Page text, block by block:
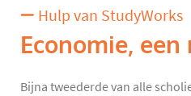
Hulp van StudyWorks
Economie,
Bijna tweederde van alle